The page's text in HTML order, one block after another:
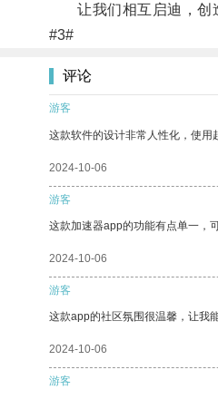
让我们相互启迪，创
#3#
评论
游客
这款软件的设计非常人性化，使用
2024-10-06
游客
这款加速器app的功能有点单一，
2024-10-06
游客
这款app的社区氛围很温馨，让我
2024-10-06
游客